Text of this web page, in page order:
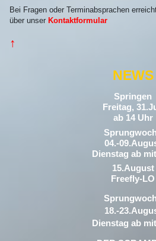
Bei Fragen oder Terminabsprachen
über unser Kontaktformular
↑
NEWS
Springen
Freitag,
ab 14 Uhr
04.-
Dienstag ab
15.August
Freefly-LO
18.-
Dienstag ab